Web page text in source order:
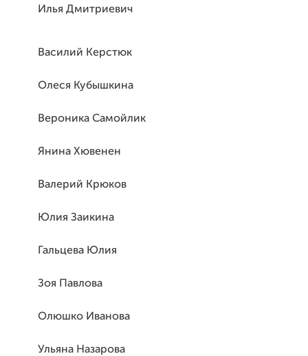
Илья Дмитриевич
Василий Керстюк
Олеся Кубышкина
Вероника Самойлик
Янина Хювенен
Валерий Крюков
Юлия Заикина
Гальцева Юлия
Зоя Павлова
Олюшко Иванова
Ульяна Назарова